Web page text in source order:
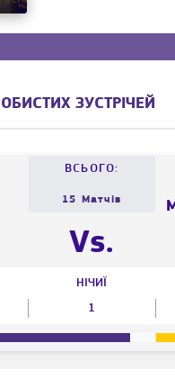
ЗУСТРІЧЕЙ
ВСЬОГО:
15 Матчів
Vs.
НІЧИЇ
1